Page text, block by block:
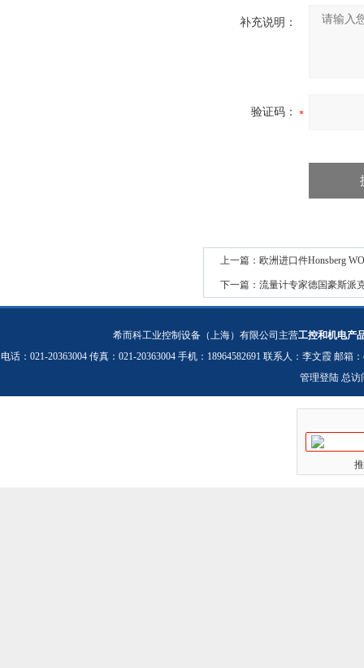
补充说明：
验证码：
上一篇： 欧洲进口件Honsberg
下一篇： 流量计专家德国豪斯派
希而科工业控制设备（上海）有限公司主营工控和机电产
电话：021-20363004 传真：021-20363004 手机：18964582691 联系人：李文霞 邮箱：
管理登陆 总访